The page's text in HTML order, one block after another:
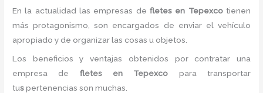
En la actualidad las empresas de fletes en Tepexco tienen
más protagonismo, son encargados de enviar el vehículo
apropiado y de organizar las cosas u objetos.
Los beneficios y ventajas obtenidos por contratar una
empresa de fletesen Tepexco para transportar
tuspertenencias son muchas.